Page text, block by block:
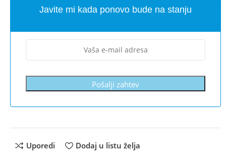
Javite mi kada ponovo bude na stanju
Pošalji zahtev
Uporedi Dodaj u listu želja